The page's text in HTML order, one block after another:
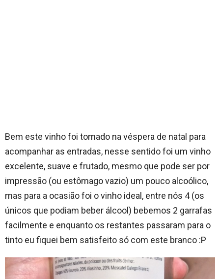
Bem este vinho foi tomado na véspera de natal para
acompanhar as entradas, nesse sentido foi um vinho
excelente, suave e frutado, mesmo que pode ser por
impressão (ou estômago vazio) um pouco alcoólico,
mas para a ocasião foi o vinho ideal, entre nós 4 (os
únicos que podiam beber álcool) bebemos 2 garrafas
facilmente e enquanto os restantes passaram para o
tinto eu fiquei bem satisfeito só com este branco :P